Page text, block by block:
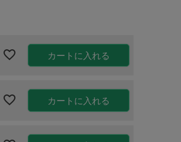
カートに入れる
カートに入れる